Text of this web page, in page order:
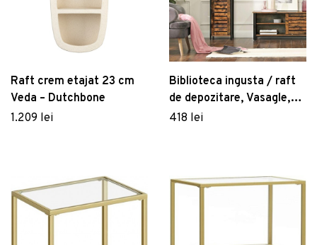
Raft crem etajat 23 cm
Veda – Dutchbone
1.209 lei
Biblioteca ingusta / raft
de depozitare, Vasagle,
37x30x167 cm, PAL/otel,
418 lei